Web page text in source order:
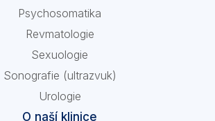
Psychosomatika
Revmatologie
Sexuologie
Sonografie (ultrazvuk)
Urologie
O naší klinice